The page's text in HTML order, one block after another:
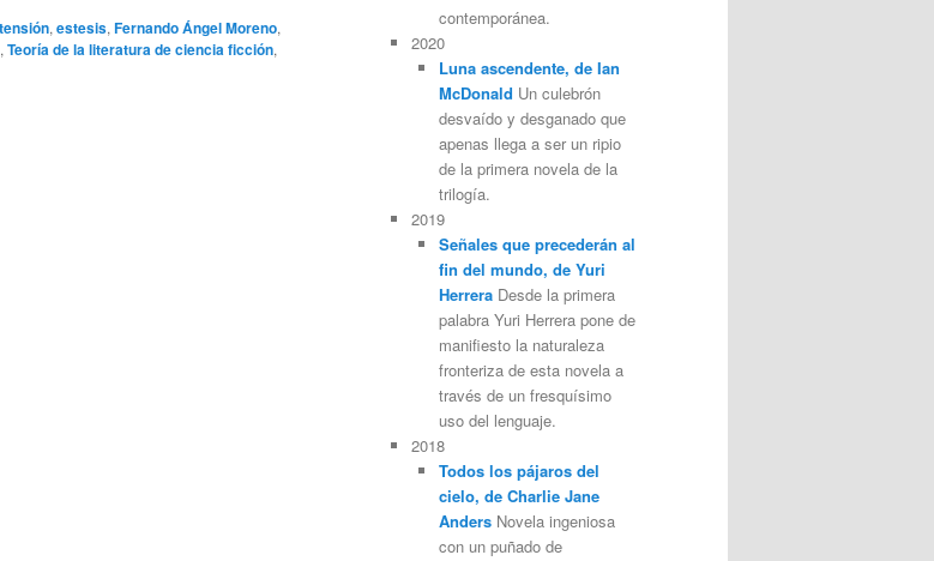
,estesis,Fernando Ángel Moreno,
,Teoría de la literatura de ciencia ficción,
contemporánea.
2020
Luna ascendente, de Ian
McDonald Un culebrón
desvaído y desganado que
apenas llega a ser un ripio
de la primera novela de la
trilogía.
2019
Señales que precederán al
fin del mundo, de Yuri
HerreraDesde la primera
palabra Yuri Herrera pone de
manifiesto la naturaleza
fronteriza de esta novela a
través de un fresquísimo
uso del lenguaje.
2018
Todos los pájaros del
cielo, de Charlie Jane
AndersNovela ingeniosa
con un puñado de